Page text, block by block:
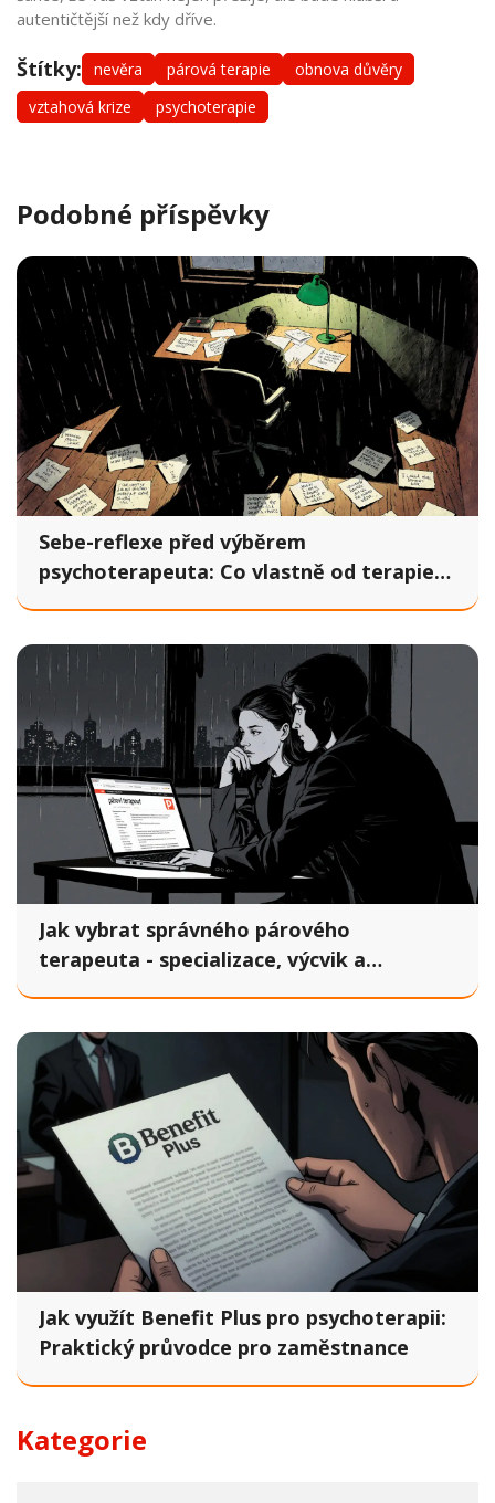
autentičtější než kdy dříve.
Štítky: nevěra párová terapie
obnova důvěry
vztahová krize
psychoterapie
Podobné příspěvky
Sebe-reflexe před výběrem
psychoterapeuta: Co vlastně od terapie
Jak vybrat správného párového
terapeuta - specializace, výcvik a
Jak využít Benefit Plus pro psychoterapii:
Praktický průvodce pro zaměstnance
Kategorie